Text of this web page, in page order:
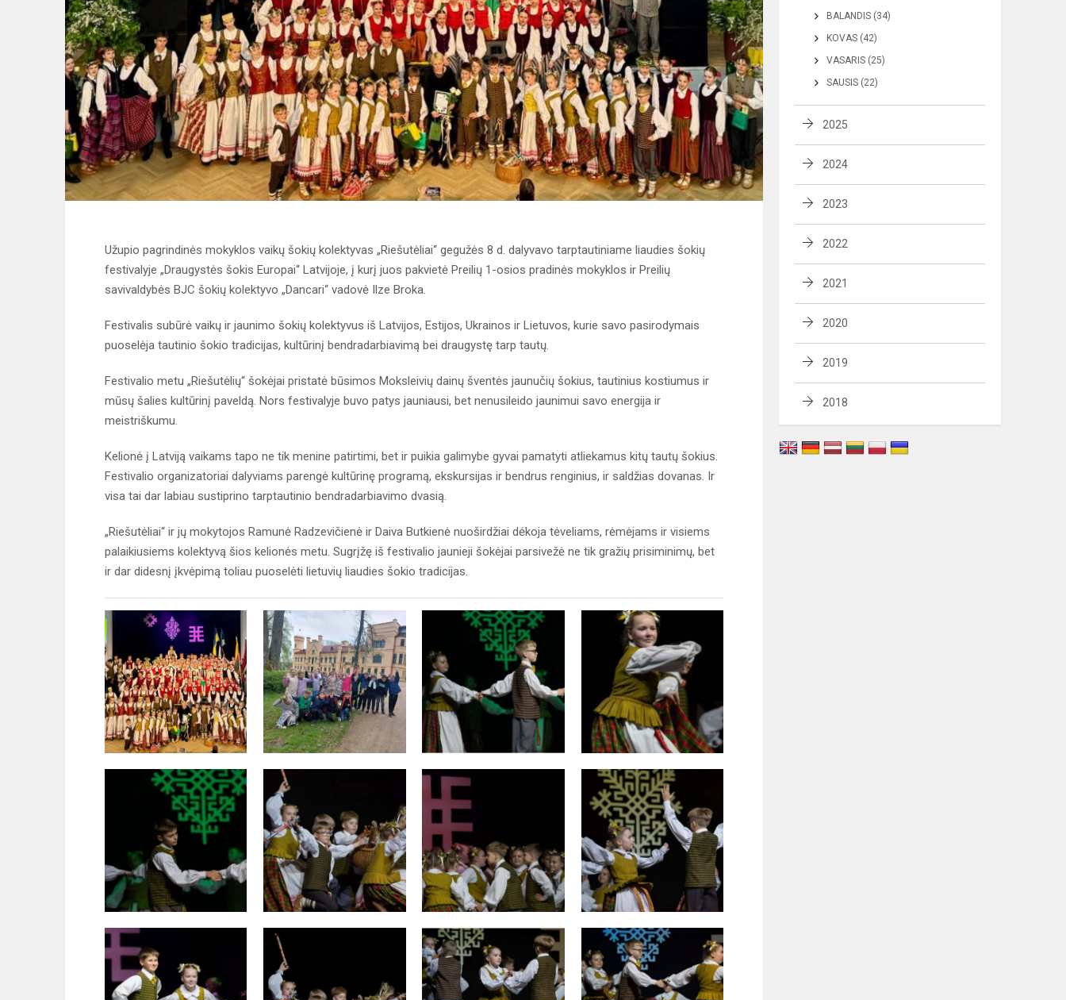
Užupio pagrindinės mokyklos vaikų šokių kolektyvas „Riešutėliai“ gegužės 8 d. dalyvavo tarptautiniame liaudies šokių
festivalyje „Draugystės šokis Europai“ Latvijoje, į kurį juos pakvietė Preilių 1-osios pradinės mokyklos ir Preilių
savivaldybės BJC šokių kolektyvo „Dancari“ vadovė Ilze Broka.
Festivalis subūrė vaikų ir jaunimo šokių kolektyvus iš Latvijos, Estijos, Ukrainos ir Lietuvos, kurie savo pasirodymais
puoselėja tautinio šokio tradicijas, kultūrinį bendradarbiavimą bei draugystę tarp tautų.
Festivalio metu „Riešutėlių“ šokėjai pristatė būsimos Moksleivių dainų šventės jaunučių šokius, tautinius kostiumus ir
mūsų šalies kultūrinį paveldą. Nors festivalyje buvo patys jauniausi, bet nenusileido jaunimui savo energija ir
meistriškumu.
Kelionė į Latviją vaikams tapo ne tik menine patirtimi, bet ir puikia galimybe gyvai pamatyti atliekamus kitų tautų šokius.
Festivalio organizatoriai dalyviams parengė kultūrinę programą, ekskursijas ir bendrus renginius, ir saldžias dovanas. Ir
visa tai dar labiau sustiprino tarptautinio bendradarbiavimo dvasią.
„Riešutėliai“ ir jų mokytojos Ramunė Radzevičienė ir Daiva Butkienė nuoširdžiai dėkoja tėveliams, rėmėjams ir visiems
palaikiusiems kolektyvą šios kelionės metu. Sugrįžę iš festivalio jaunieji šokėjai parsivežė ne tik gražių prisiminimų, bet
ir dar didesnį įkvėpimą toliau puoselėti lietuvių liaudies šokio tradicijas.
BALANDIS (34)
KOVAS (42)
VASARIS (25)
SAUSIS (22)
2025
2024
2023
2022
2021
2020
2019
2018